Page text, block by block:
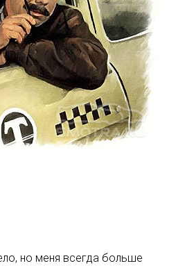
но меня всегда больше